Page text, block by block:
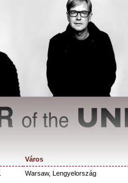
Város
Warsaw, Lengyelország